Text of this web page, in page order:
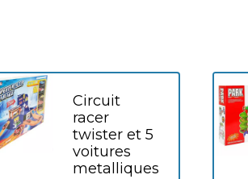
Circuit
racer
twister et 5
voitures
metalliques